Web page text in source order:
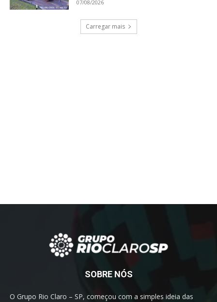
07/08/2026
Carregar mais
SOBRE NÓS
O Grupo Rio Claro – SP, começou com a simples ideia das